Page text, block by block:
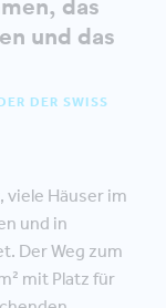
und das
DER SWISS
viele Häuser im
und in
Der Weg zum
mit Platz für